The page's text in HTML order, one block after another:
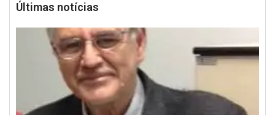
Últimas notícias